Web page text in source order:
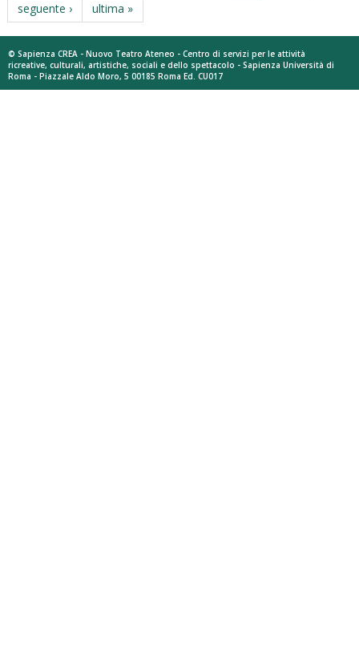
seguente ›
ultima »
© Sapienza CREA - Nuovo Teatro Ateneo - Centro di servizi per le attività
ricreative, culturali, artistiche, sociali e dello spettacolo - Sapienza Università di
Roma - Piazzale Aldo Moro, 5 00185 Roma Ed. CU017